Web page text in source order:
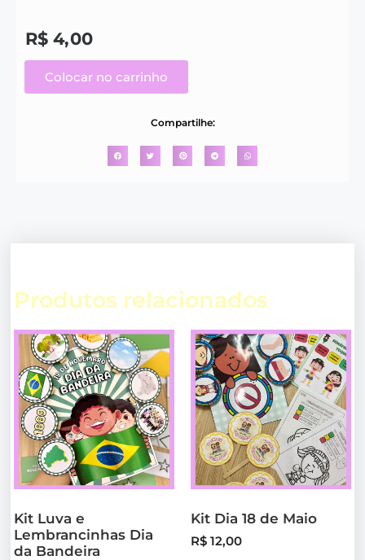
R$ 4,00
Colocar no carrinho
Compartilhe:
Produtos relacionados
Kit Luva e
Lembrancinhas Dia
da Bandeira
Kit Dia 18 de Maio
R$ 12,00